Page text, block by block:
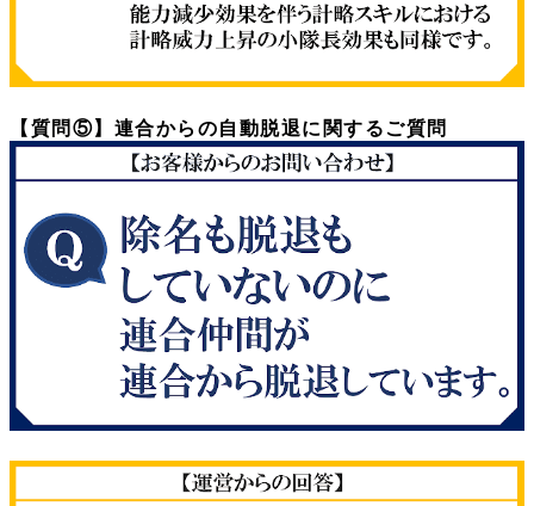
【質問⑤】連合からの自動脱退に関するご質問